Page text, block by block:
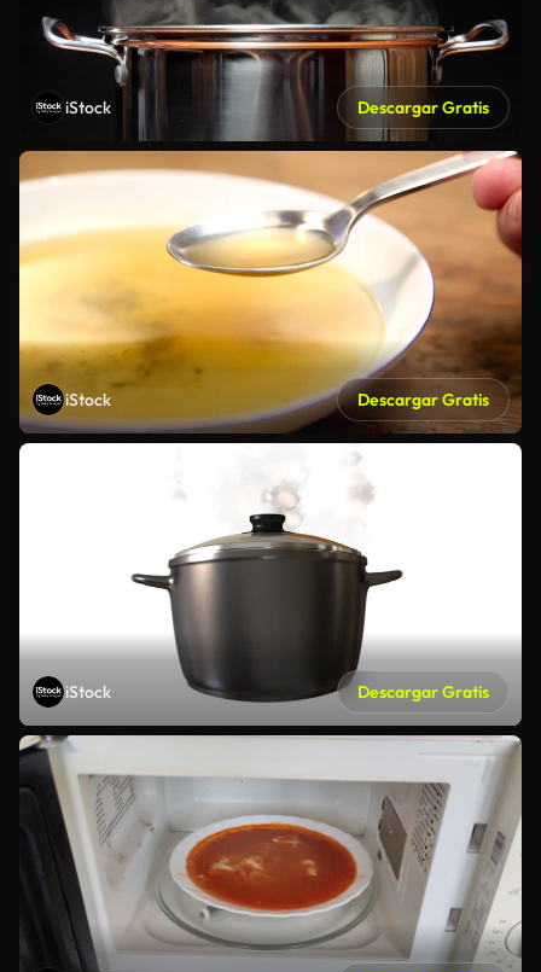
iStock Descargar Gratis
iStock Descargar Gratis
iStock Descargar Gratis